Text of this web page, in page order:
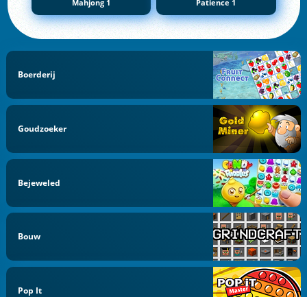
Mahjong 1 Patience 1
Boerderij
Goudzoeker
Bejeweled
Bouw
Pop It